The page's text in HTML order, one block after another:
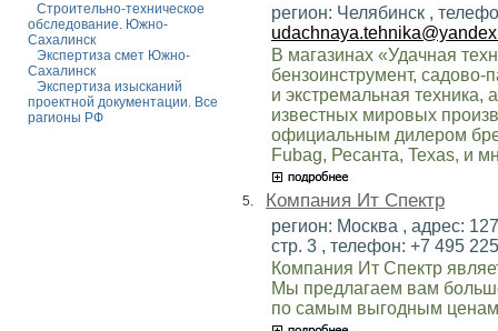
Строительно-техническое
обследование. Южно-
Сахалинск
Экспертиза смет Южно-
Сахалинск
Экспертиза изысканий
проектной документации. Все
рагионы РФ
регион: Челябинск ,
В магазинах «Удачная
бензоинструмент, садово-
и экстремальная техника,
известных мировых
официальным дилером
Fubag, Ресанта, Texas, и
5. Компания Ит Спектр
регион: Москва , адрес:
стр. 3 , телефон: +7 495
Компания Ит Спектр
Мы предлагаем вам
по самым выгодным